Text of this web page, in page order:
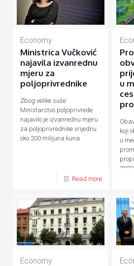
Economy
Ministrica Vučković
najavila izvanrednu
mjeru za
poljoprivrednike
Zbog velike suše
Ministarstvo poljoprivrede
najavilo je izvanrednu mjeru
za poljoprivrednike vrijednu
oko 200 milijuna kuna
Read more
u
koji
u
Economy